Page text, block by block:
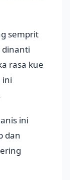
semprit
dinanti
rasa kue
ini
ini
dan